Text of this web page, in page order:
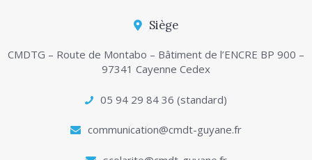
Siège
CMDTG – Route de Montabo – Bâtiment de l’ENCRE BP 900 –
97341 Cayenne Cedex
05 94 29 84 36 (standard)
communication@cmdt-guyane.fr